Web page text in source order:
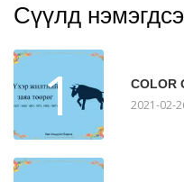
Сүүлд
1 COLOR
2021-02-